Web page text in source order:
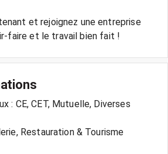
et rejoignez une entreprise
: CE, CET, Mutuelle, Diverses
Restauration & Tourisme